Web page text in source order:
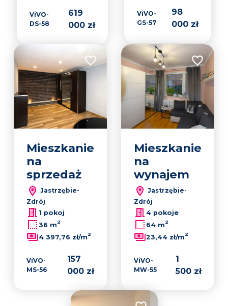
ViVO-
DS-58
619
000 zł
ViVO-
GS-57
98
000 zł
Dodaj do ulubionych
Mieszkanie
na
sprzedaż
Jastrzębie-
Zdrój
1 pokoj
36 m2
4 397,76 zł/m2
ViVO-
MS-56
157
000 zł
Dodaj do
Mieszkanie
na
wynajem
Jastrzębie-
Zdrój
4 pokoje
64 m2
23,44 zł/m2
ViVO-
MW-55
1
500 zł